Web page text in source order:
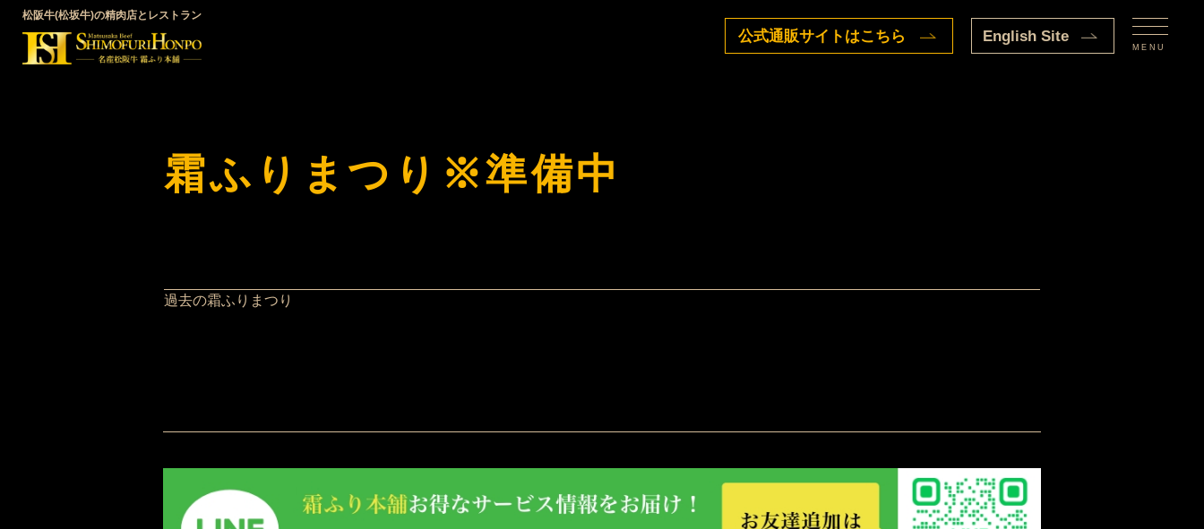
松阪牛(松坂牛)の精肉店とレストラン
公式通販サイトはこちら English Site
MENU
霜ふりまつり※準備中
過去の霜ふりまつり